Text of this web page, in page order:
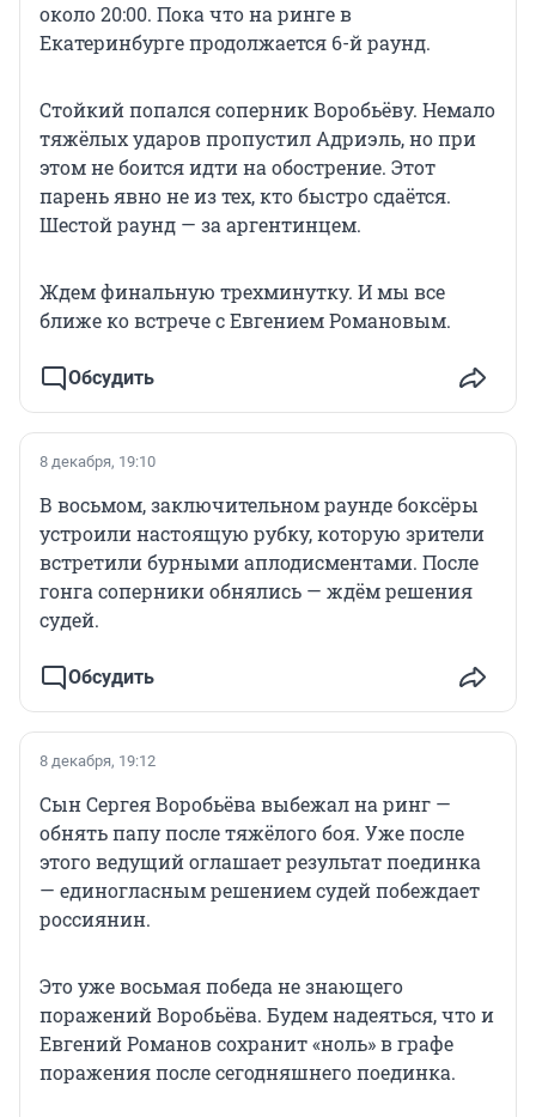
около 20:00. Пока что на ринге в
Екатеринбурге продолжается 6-й раунд.
Стойкий попался соперник Воробьёву. Немало
тяжёлых ударов пропустил Адриэль, но при
этом не боится идти на обострение. Этот
парень явно не из тех, кто быстро сдаётся.
Шестой раунд — за аргентинцем.
Ждем финальную трехминутку. И мы все
ближе ко встрече с Евгением Романовым.
Обсудить
8 декабря, 19:10
В восьмом, заключительном раунде боксёры
устроили настоящую рубку, которую зрители
встретили бурными аплодисментами. После
гонга соперники обнялись — ждём решения
судей.
Обсудить
8 декабря, 19:12
Сын Сергея Воробьёва выбежал на ринг —
обнять папу после тяжёлого боя. Уже после
этого ведущий оглашает результат поединка
— единогласным решением судей побеждает
россиянин.
Это уже восьмая победа не знающего
поражений Воробьёва. Будем надеяться, что и
Евгений Романов сохранит «ноль» в графе
поражения после сегодняшнего поединка.